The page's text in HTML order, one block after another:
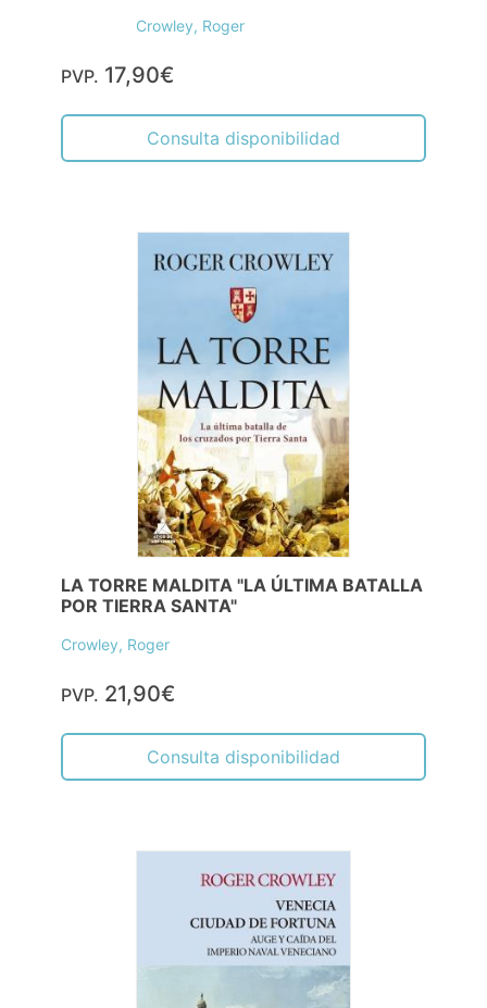
Crowley, Roger
PVP. 17,90€
Consulta disponibilidad
LA TORRE MALDITA "LA ÚLTIMA BATALLA
POR TIERRA SANTA"
Crowley, Roger
PVP. 21,90€
Consulta disponibilidad